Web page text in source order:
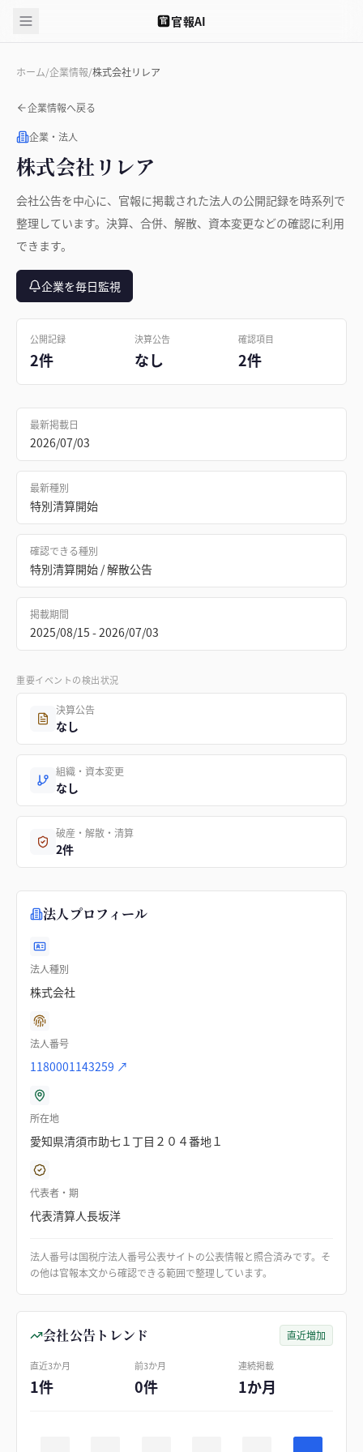
官 官報AI
ホーム/企業情報/株式会社リレア
企業情報へ戻る
企業・法人
株式会社リレア
会社公告を中心に、官報に掲載された法人の公開記録を時系列で
整理しています。決算、合併、解散、資本変更などの確認に利用
できます。
企業を毎日監視
公開記録
2件
決算公告
なし
確認項目
2件
最新掲載日
2026/07/03
最新種別
特別清算開始
確認できる種別
特別清算開始 / 解散公告
掲載期間
2025/08/15 - 2026/07/03
重要イベントの検出状況
決算公告
なし
組織・資本変更
なし
破産・解散・清算
2件
法人プロフィール
法人種別
株式会社
法人番号
1180001143259 ↗
所在地
愛知県清須市助七１丁目２０４番地１
代表者・期
代表清算人長坂洋
法人番号は国税庁法人番号公表サイトの公表情報と照合済みです。そ
の他は官報本文から確認できる範囲で整理しています。
会社公告トレンド 直近増加
直近3か月
1件
前3か月
0件
連続掲載
1か月